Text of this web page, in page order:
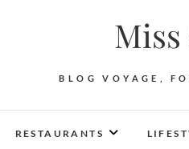
Miss
BLOG VOYAGE,
RESTAURANTS